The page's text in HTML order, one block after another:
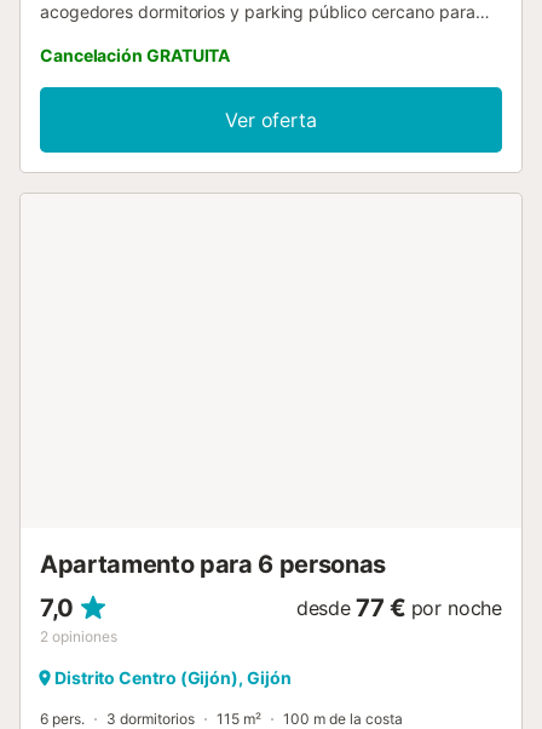
acogedores dormitorios y parking público cercano para
Cancelación GRATUITA
Ver oferta
Apartamento para 6 personas
7,0
2 opiniones
desde 77 € por noche
Distrito Centro (Gijón), Gijón
6 pers. 3 dormitorios 115 m² 100 m de la costa